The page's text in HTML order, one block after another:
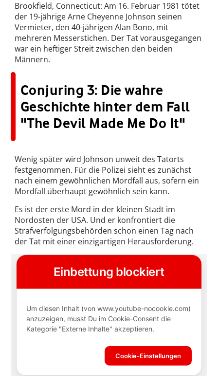
Brookfield, Connecticut: Am 16. Februar 1981 tötet
der 19-jährige Arne Cheyenne Johnson seinen
Vermieter, den 40-jährigen Alan Bono, mit
mehreren Messerstichen. Der Tat vorausgegangen
war ein heftiger Streit zwischen den beiden
Männern.
Conjuring 3: Die wahre
Geschichte hinter dem Fall
"The Devil Made Me Do It"
Wenig später wird Johnson unweit des Tatorts
festgenommen. Für die Polizei sieht es zunächst
nach einem gewöhnlichen Mordfall aus, sofern ein
Mordfall überhaupt gewöhnlich sein kann.
Es ist der erste Mord in der kleinen Stadt im
Nordosten der USA. Und er konfrontiert die
Strafverfolgungsbehörden schon einen Tag nach
der Tat mit einer einzigartigen Herausforderung.